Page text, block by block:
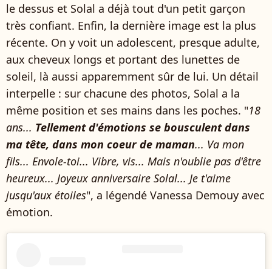
le dessus et Solal a déjà tout d'un petit garçon
très confiant. Enfin, la dernière image est la plus
récente. On y voit un adolescent, presque adulte,
aux cheveux longs et portant des lunettes de
soleil, là aussi apparemment sûr de lui. Un détail
interpelle : sur chacune des photos, Solal a la
même position et ses mains dans les poches. "18
ans... Tellement d'émotions se bousculent dans
ma tête, dans mon coeur de maman... Va mon
fils... Envole-toi... Vibre, vis... Mais n'oublie pas d'être
heureux... Joyeux anniversaire Solal... Je t'aime
jusqu'aux étoiles", a légendé Vanessa Demouy avec
émotion.